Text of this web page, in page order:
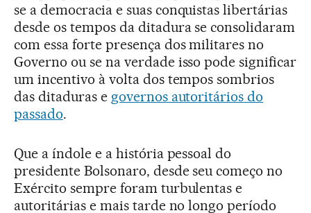
se a democracia e suas conquistas libertárias
desde os tempos da ditadura se consolidaram
com essa forte presença dos militares no
Governo ou se na verdade isso pode significar
um incentivo à volta dos tempos sombrios
das ditaduras e governos autoritários do
passado.
Que a índole e a história pessoal do
presidente Bolsonaro, desde seu começo no
Exército sempre foram turbulentas e
autoritárias e mais tarde no longo período